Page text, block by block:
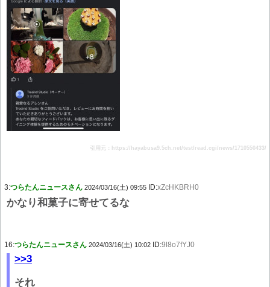
引用元：https://hayabusa9.5ch.net/test/read.cgi/news/1710550433/
3:つらたんニュースさん 2024/03/16(土) 09:55 ID:xZcHKBRH0
かなり和菓子に寄せてるな
16:つらたんニュースさん 2024/03/16(土) 10:02 ID:9l8o7fYJ0
>>3
それ